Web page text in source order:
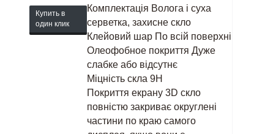
Купить в
один клик
Комплектація Волога і суха
серветка, захисне скло
Клейовий шар По всій поверхні
Олеофобное покриття Дуже
слабке або відсутнє
Міцність скла 9H
Покриття екрану 3D скло
повністю закриває округлені
частини по краю самого